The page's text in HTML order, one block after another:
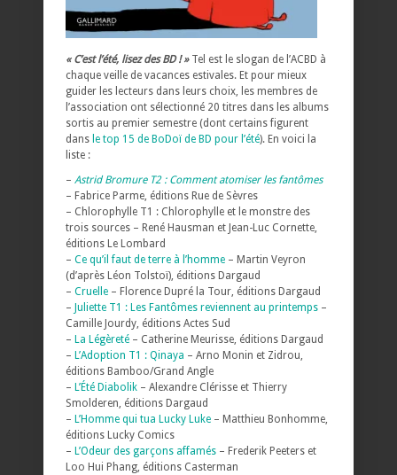
« C’est l’été, lisez des BD ! »Tel est le slogan de l’ACBD à
chaque veille de vacances estivales. Et pour mieux
guider les lecteurs dans leurs choix, les membres de
l’association ont sélectionné 20 titres dans les albums
sortis au premier semestre (dont certains figurent
dans le top 15 de BoDoï de BD pour l’été). En voici la
liste :
– Astrid Bromure T2 : Comment atomiser les fantômes
– Fabrice Parme, éditions Rue de Sèvres
– Chlorophylle T1 : Chlorophylle et le monstre des
trois sources – René Hausman et Jean-Luc Cornette,
éditions Le Lombard
– Ce qu’il faut de terre à l’homme – Martin Veyron
(d’après Léon Tolstoï), éditions Dargaud
– Cruelle – Florence Dupré la Tour, éditions Dargaud
– Juliette T1 : Les Fantômes reviennent au printemps –
Camille Jourdy, éditions Actes Sud
– La Légèreté – Catherine Meurisse, éditions Dargaud
– L’Adoption T1 : Qinaya – Arno Monin et Zidrou,
éditions Bamboo/Grand Angle
– L’Été Diabolik – Alexandre Clérisse et Thierry
Smolderen, éditions Dargaud
– L’Homme qui tua Lucky Luke – Matthieu Bonhomme,
éditions Lucky Comics
– L’Odeur des garçons affamés – Frederik Peeters et
Loo Hui Phang, éditions Casterman